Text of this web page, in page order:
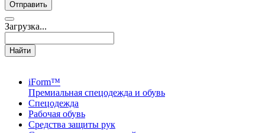
Загрузка...
Найти
iForm™
Премиальная спецодежда и обувь
Спецодежда
Рабочая обувь
Средства защиты рук